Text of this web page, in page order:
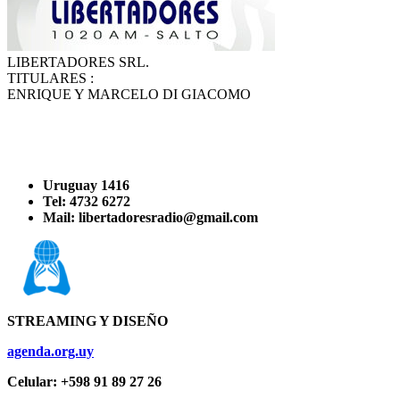
LIBERTADORES SRL.
TITULARES :
ENRIQUE Y MARCELO DI GIACOMO
Uruguay 1416
Tel: 4732 6272
Mail: libertadoresradio@gmail.com
STREAMING Y DISEÑO
agenda.org.uy
Celular: +598 91 89 27 26